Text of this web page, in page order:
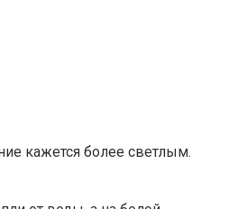
кажется более светлым.